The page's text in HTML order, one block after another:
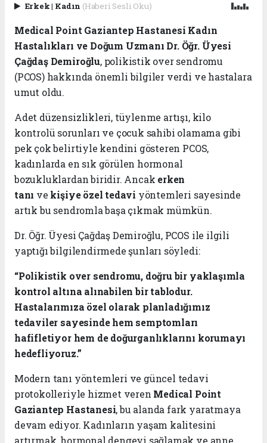
Erkek| Kadın (Haberi Sesli Oku)
Medical Point Gaziantep Hastanesi Kadın
Hastalıkları ve Doğum Uzmanı Dr. Öğr. Üyesi
Çağdaş Demiroğlu, polikistik over sendromu
(PCOS) hakkında önemli bilgiler verdi ve hastalara
umut oldu.
Adet düzensizlikleri, tüylenme artışı, kilo
kontrolü sorunları ve çocuk sahibi olamama gibi
pek çok belirtiyle kendini gösteren PCOS,
kadınlarda en sık görülen hormonal
bozukluklardan biridir. Ancak erken
tanı ve kişiye özel tedavi yöntemleri sayesinde
artık bu sendromla başa çıkmak mümkün.
Dr. Öğr. Üyesi Çağdaş Demiroğlu, PCOS ile ilgili
yaptığı bilgilendirmede şunları söyledi:
“Polikistik over sendromu, doğru bir yaklaşımla
kontrol altına alınabilen bir tablodur.
Hastalarımıza özel olarak planladığımız
tedaviler sayesinde hem semptomları
hafifletiyor hem de doğurganlıklarını korumayı
hedefliyoruz.”
Modern tanı yöntemleri ve güncel tedavi
protokolleriyle hizmet veren Medical Point
Gaziantep Hastanesi, bu alanda fark yaratmaya
devam ediyor. Kadınların yaşam kalitesini
artırmak, hormonal dengeyi sağlamak ve anne